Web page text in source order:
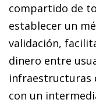
compartido de
establecer un
validación,
dinero entre
infraestructuras
con un